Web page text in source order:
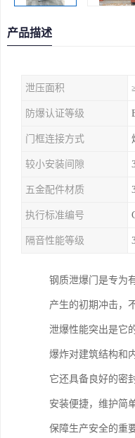
产品描述
泄压面积
防爆认证等级
门框连接方式
较小安装间隙
五金配件材质
执行标准编号
隔音性能等级
钢质泄爆门是专为
产生的初期冲击，
泄爆性能突出是它
爆炸对建筑结构和
它还具备良好的密
安装便捷，维护简
保障生产安全的重